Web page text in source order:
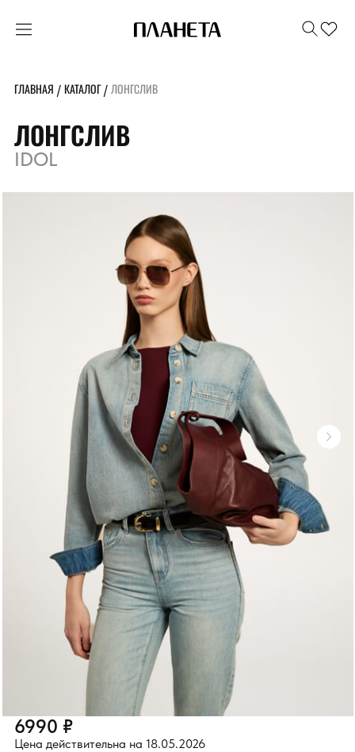
ГЛАВНАЯ / КАТАЛОГ/ ЛОНГСЛИВ
ЛОНГСЛИВ
IDOL
6990 ₽
Цена действительна на 18.05.2026